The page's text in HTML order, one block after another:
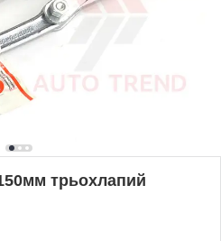
трьохлапий